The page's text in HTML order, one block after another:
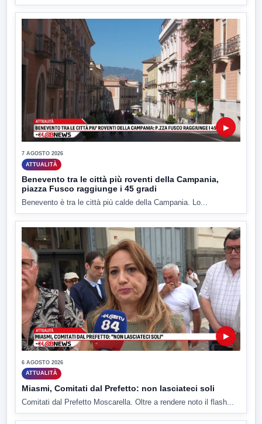
▶
7 AGOSTO 2026
ATTUALITÀ
Benevento tra le città più roventi della Campania,
piazza Fusco raggiunge i 45 gradi
Benevento è tra le città più calde della Campania. Lo...
▶
6 AGOSTO 2026
ATTUALITÀ
Miasmi, Comitati dal Prefetto: non lasciateci soli
Comitati dal Prefetto Moscarella. Oltre a rendere noto il flash...